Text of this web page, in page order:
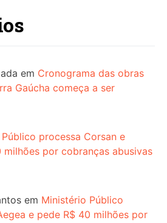
em Cronograma das obras
Gaúcha começa a ser
processa Corsan e
milhões por cobranças abusivas
em Ministério Público
e pede R$ 40 milhões por